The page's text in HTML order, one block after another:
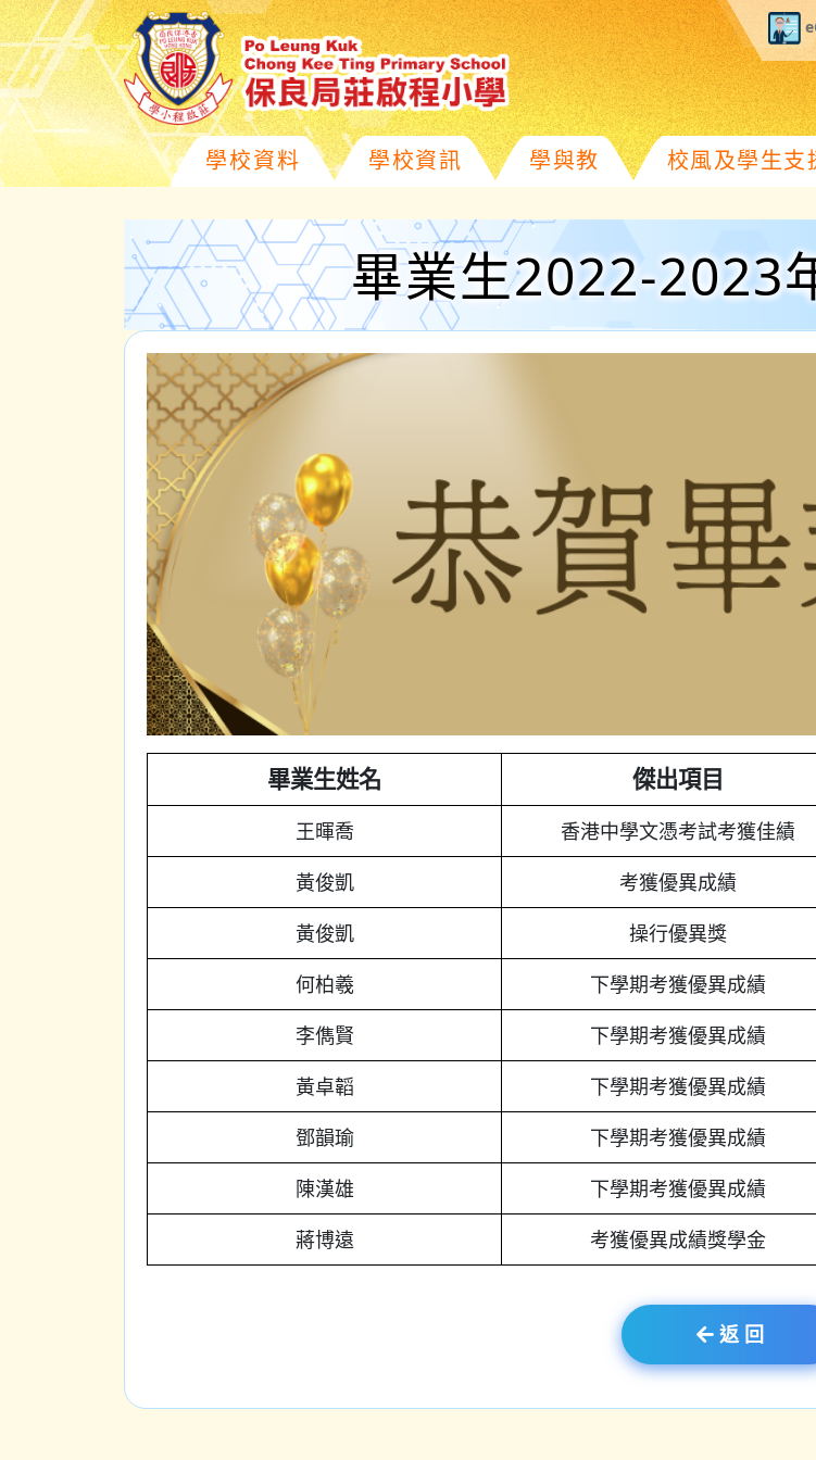
學校資料 學校資訊 學與教 校風及學生支
畢業生2022-2023
畢業生姓名 傑出項目
王暉喬 香港中學文憑考試考獲佳績
黃俊凱
考獲優異成績
黃俊凱
操行優異獎
何柏羲
下學期考獲優異成績
李儁賢
下學期考獲優異成績
黃卓韜
下學期考獲優異成績
鄧韻瑜
下學期考獲優異成績
陳漢雄
下學期考獲優異成績
蔣博遠
考獲優異成績獎學金
返 回